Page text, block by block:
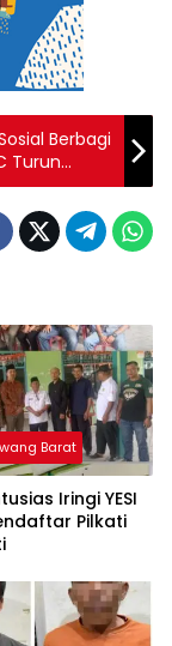
Berbagi
Turun
Barat
Iringi YESI
Pilkati